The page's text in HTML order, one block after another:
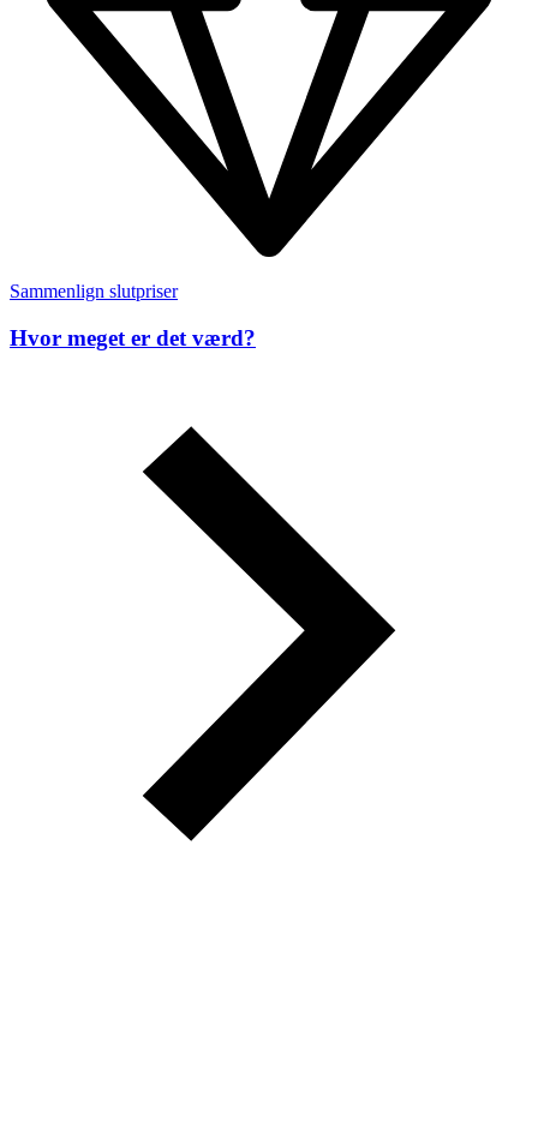
Sammenlign slutpriser
Hvor meget er det værd?